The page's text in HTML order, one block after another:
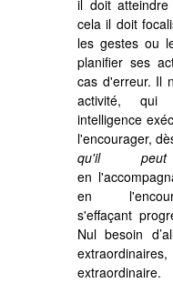
il doit
cela il doit
les gestes ou
planifier ses
cas d'erreur. Il
activité, qui
intelligence
l'encourager,
qu'il
en
en
s'effaçant
Nul besoin
extraordinaire.